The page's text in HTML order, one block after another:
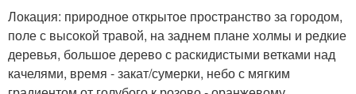
Локация: природное открытое пространство за городом,
поле с высокой травой, на заднем плане холмы и редкие
деревья, большое дерево с раскидистыми ветками над
качелями, время - закат/сумерки, небо с мягким